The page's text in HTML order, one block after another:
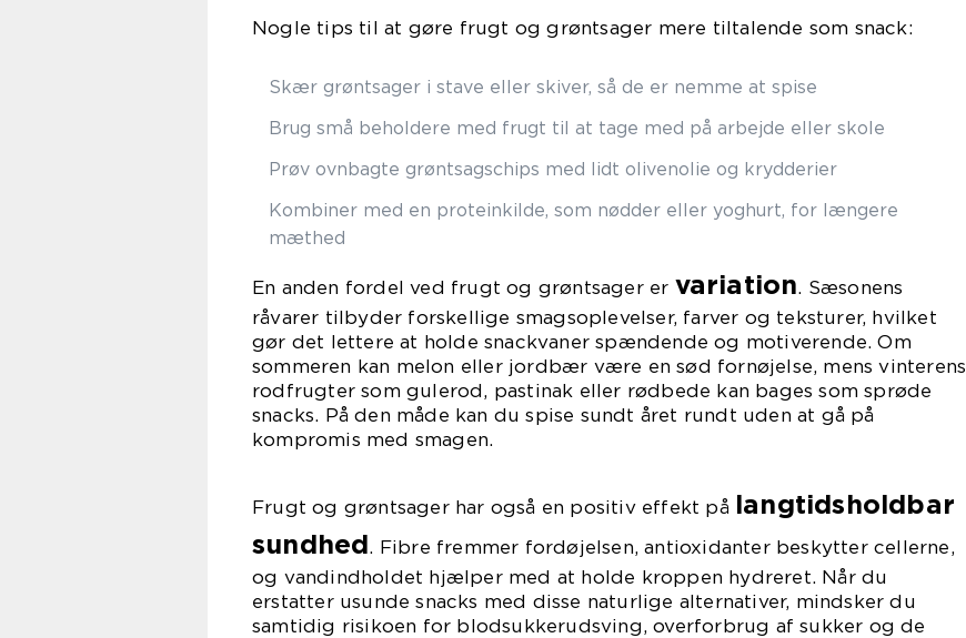
Nogle tips til at gøre frugt og grøntsager mere tiltalende som snack:
Skær grøntsager i stave eller skiver, så de er nemme at spise
Brug små beholdere med frugt til at tage med på arbejde eller skole
Prøv ovnbagte grøntsagschips med lidt olivenolie og krydderier
Kombiner med en proteinkilde, som nødder eller yoghurt, for længere
mæthed
En anden fordel ved frugt og grøntsager er variation. Sæsonens
råvarer tilbyder forskellige smagsoplevelser, farver og teksturer, hvilket
gør det lettere at holde snackvaner spændende og motiverende. Om
sommeren kan melon eller jordbær være en sød fornøjelse, mens vinterens
rodfrugter som gulerod, pastinak eller rødbede kan bages som sprøde
snacks. På den måde kan du spise sundt året rundt uden at gå på
kompromis med smagen.
Frugt og grøntsager har også en positiv effekt på langtidsholdbar
sundhed. Fibre fremmer fordøjelsen, antioxidanter beskytter cellerne,
og vandindholdet hjælper med at holde kroppen hydreret. Når du
erstatter usunde snacks med disse naturlige alternativer, mindsker du
samtidig risikoen for blodsukkerudsving, overforbrug af sukker og de